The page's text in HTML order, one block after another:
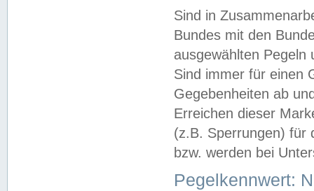
Sind in
Bundes mit den
ausgewählten
Sind immer für einen
Gegebenheiten ab
Erreichen dieser
(z.B. Sperrungen) für
bzw. werden bei
Pegelkennwert: